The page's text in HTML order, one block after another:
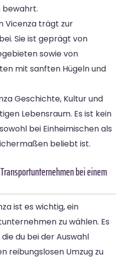
Vicenza trägt zur
Sie ist geprägt von
sowie von
mit sanften Hügeln und
Geschichte, Kultur und
Lebensraum. Es ist kein
bei Einheimischen als
beliebt ist.
bei einem
ist es wichtig, ein
zu wählen. Es
du bei der Auswahl
reibungslosen Umzug zu